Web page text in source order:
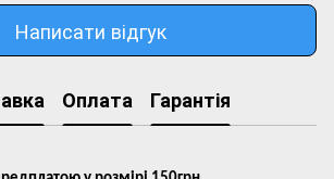
Написати відгук
Оплата Гарантія